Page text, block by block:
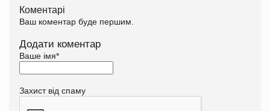
Коментарі
Ваш коментар буде першим.
Додати коментар
Ваше імя*
Захист від спаму